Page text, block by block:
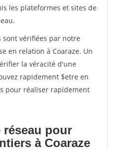
les plateformes et sites de
sont vérifiées par notre
en relation à Coaraze. Un
la véracité d'une
rapidement $etre en
pour réaliser rapidement
réseau pour
à Coaraze